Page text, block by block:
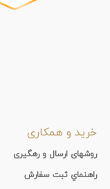
خرید و همکاری
روشهای ارسال و رهگیری
راهنماي ثبت سفارش